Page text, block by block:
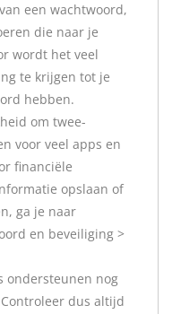
een wachtwoord,
die naar je
wordt het veel
te krijgen tot je
hebben.
om twee-
voor veel apps en
financiële
opslaan of
ga je naar
en beveiliging >
ondersteunen nog
dus altijd